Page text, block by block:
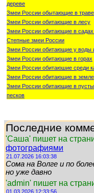
дереве
Змеи России обытающие в траве
Змеи России обитающие в лесу
Змеи России обитающие в садах
Степные змеи России
Змеи России обитающие у воды
Змеи России обитающие в горах
Змеи России обитаюшие среди
Змеи России обитающие в земле
Змеи России обитающие в
песков
Последние
'Саша' пишет на
фотографиями
21.07.2026 16:03:38
Сома на Волге и по
но уже давно
'admin' пишет на
01.03.2026 12:33:56